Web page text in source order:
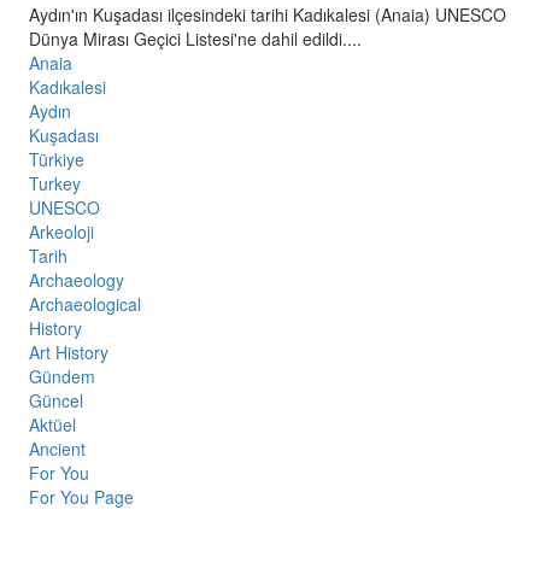
Aydın'ın Kuşadası ilçesindeki tarihi Kadıkalesi (Anaia) UNESCO
Dünya Mirası Geçici Listesi'ne dahil edildi....
Anaia
Kadıkalesi
Aydın
Kuşadası
Türkiye
Turkey
UNESCO
Arkeoloji
Tarih
Archaeology
Archaeological
History
Art History
Gündem
Güncel
Aktüel
Ancient
For You
For You Page